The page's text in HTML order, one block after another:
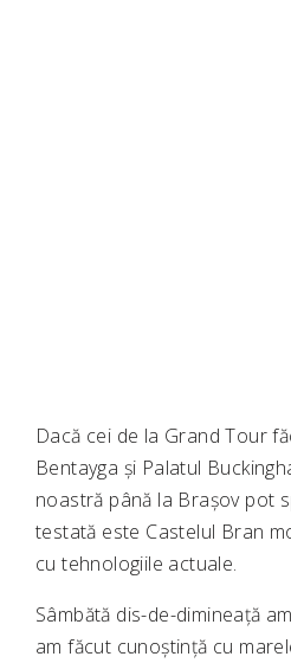
Dacă cei de la Grand Tour
Bentayga și Palatul
noastră până la Brașov pot
testată este Castelul Bran
cu tehnologiile actuale.
Sâmbătă dis-de-dimineață
am făcut cunoștință cu